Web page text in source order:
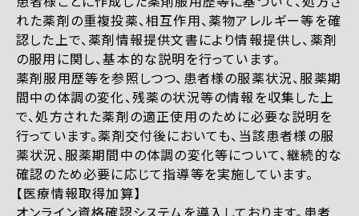
れた薬剤の重複投薬、相互作用、薬物アレルギー等を確
認した上で、薬剤情報提供文書により情報提供し、薬剤
の服用に関し、基本的な説明を行っています。
薬剤服用歴等を参照しつつ、患者様の服薬状況、服薬期
間中の体調の変化、残薬の状況等の情報を収集した上
で、処方された薬剤の適正使用のために必要な説明を
行っています。薬剤交付後においても、当該患者様の服
薬状況、服薬期間中の体調の変化等について、継続的な
確認のため必要に応じて指導等を実施しています。
【医療情報取得加算】